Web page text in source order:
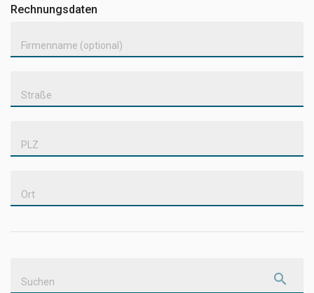
Rechnungsdaten
Firmenname (optional)
Straße
PLZ
Ort
Suchen